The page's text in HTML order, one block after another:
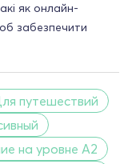
як онлайн-
забезпечити
путешествий
на уровне A2